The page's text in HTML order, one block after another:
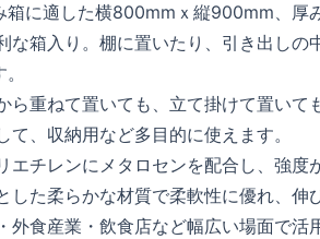
に適した横800mmｘ縦900mm、厚
な箱入り。棚に置いたり、引き出しの
重ねて置いても、立て掛けて置いて
、収納用など多目的に使えます。
チレンにメタロセンを配合し、強度
た柔らかな材質で柔軟性に優れ、伸
食産業・飲食店など幅広い場面で活